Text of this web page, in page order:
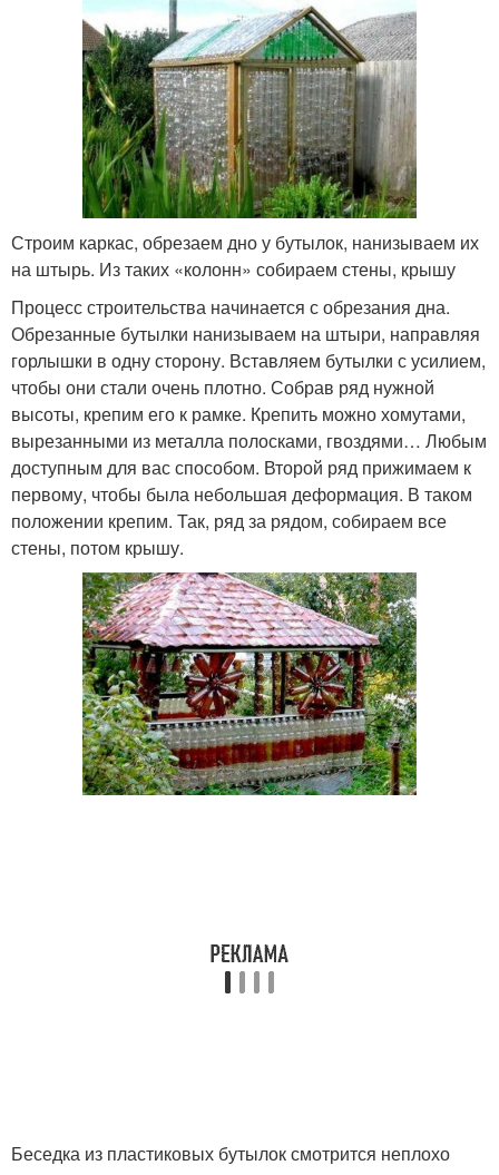
Строим каркас, обрезаем дно у бутылок, нанизываем их
на штырь. Из таких «колонн» собираем стены, крышу
Процесс строительства начинается с обрезания дна.
Обрезанные бутылки нанизываем на штыри, направляя
горлышки в одну сторону. Вставляем бутылки с усилием,
чтобы они стали очень плотно. Собрав ряд нужной
высоты, крепим его к рамке. Крепить можно хомутами,
вырезанными из металла полосками, гвоздями… Любым
доступным для вас способом. Второй ряд прижимаем к
первому, чтобы была небольшая деформация. В таком
положении крепим. Так, ряд за рядом, собираем все
стены, потом крышу.
Беседка из пластиковых бутылок смотрится неплохо